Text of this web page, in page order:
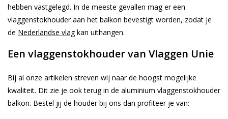
hebben vastgelegd. In de meeste gevallen mag er een
vlaggenstokhouder aan het balkon bevestigt worden, zodat je
de Nederlandse vlagkan uithangen.
Een vlaggenstokhouder van Vlaggen Unie
Bij al onze artikelen streven wij naar de hoogst mogelijke
kwaliteit. Dit zie je ook terug in de aluminium vlaggenstokhouder
balkon. Bestel jij de houder bij ons dan profiteer je van: